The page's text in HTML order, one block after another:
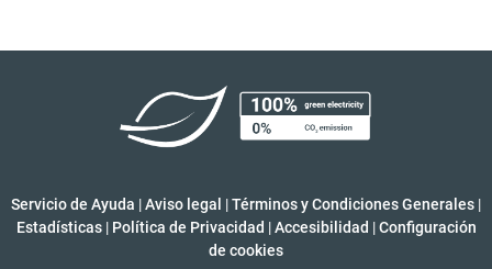
Servicio de Ayuda |Aviso legal |Términos y Condiciones Generales |
Estadísticas | Política de Privacidad | Accesibilidad | Configuración
de cookies